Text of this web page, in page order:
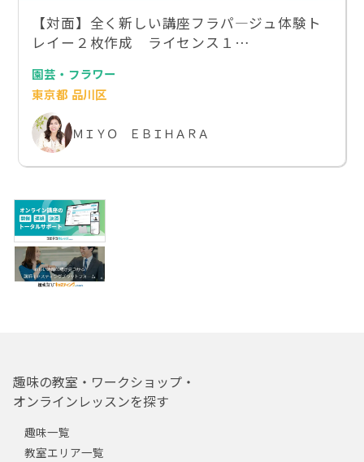
【対面】全く新しい講座フラパ―ジュ体験ト
レイー２枚作成 ライセンス１…
園芸・フラワー
東京都 品川区
ＭＩＹＯ ＥＢＩＨＡＲＡ
趣味の教室・ワークショップ・
オンラインレッスンを探す
趣味一覧
教室エリア一覧